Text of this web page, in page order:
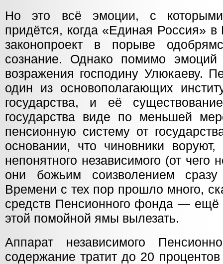
Но это всё эмоции, с
придётся, когда «Единая Россия»
законопроект в порыве
сознание. Однако помимо эмоций
возражения господину Улюкаеву.
один из основополагающих
государства, и её
государства виде по меньшей
пенсионную систему от
основании, что чиновники
непонятного независимого (от чего
они божьим соизволением сразу
Времени с тех пор прошло много,
средств Пенсионного фонда —
этой помойной ямы вылезать.
Аппарат независимого
содержание тратит до 20